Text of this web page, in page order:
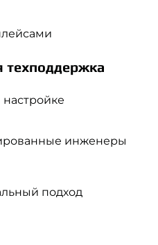
техподдержка
инженеры
подход